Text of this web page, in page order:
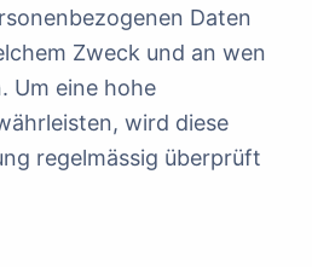
Daten
Zweck und an wen
Um eine hohe
wird diese
regelmässig überprüft